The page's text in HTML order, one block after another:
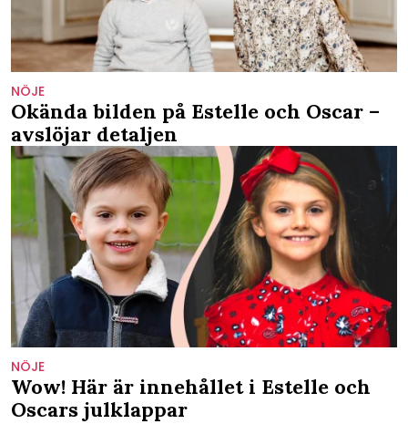
NÖJE
Okända bilden på Estelle och Oscar –
avslöjar detaljen
NÖJE
Wow! Här är innehållet i Estelle och
Oscars julklappar